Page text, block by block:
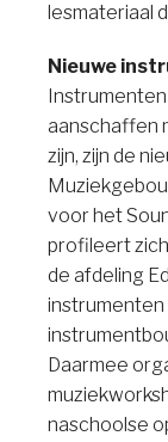
lesmateriaal
Nieuwe
aanschaffen
zijn, zijn de
voor het
profileert
de afdeling
instrumenten
Daarmee
naschoolse